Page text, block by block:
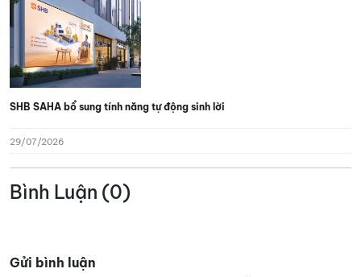
SHB SAHA bổ sung tính năng tự động sinh lời
29/07/2026
Bình Luận (0)
Gửi bình luận